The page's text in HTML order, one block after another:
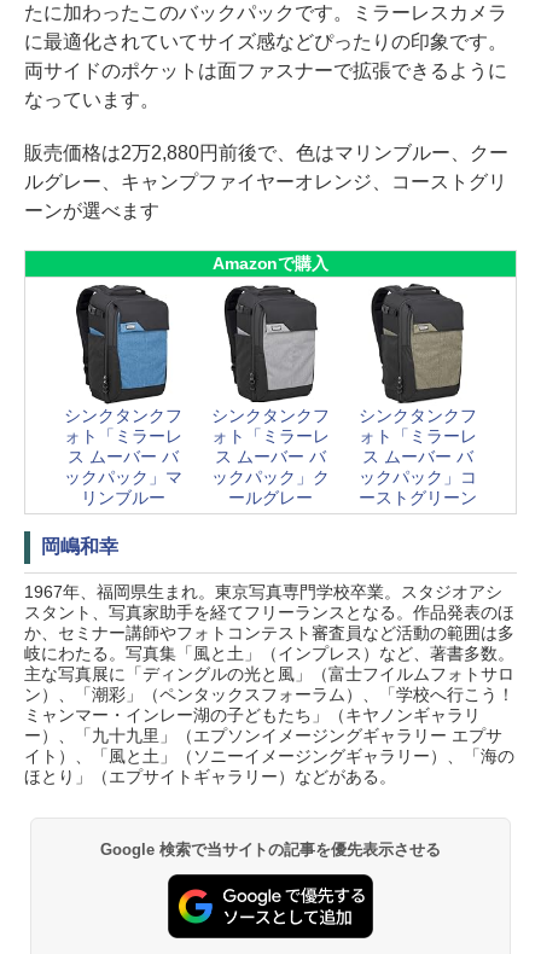
たに加わったこのバックパックです。ミラーレスカメラ
に最適化されていてサイズ感などぴったりの印象です。
両サイドのポケットは面ファスナーで拡張できるように
なっています。
販売価格は2万2,880円前後で、色はマリンブルー、クー
ルグレー、キャンプファイヤーオレンジ、コーストグリ
ーンが選べます
Amazonで購入
シンクタンクフ
ォト「ミラーレ
ス ムーバー バ
ックパック」マ
リンブルー
シンクタンクフ
ォト「ミラーレ
ス ムーバー バ
ックパック」ク
ールグレー
シンクタンクフ
ォト「ミラーレ
ス ムーバー バ
ックパック」コ
ーストグリーン
岡嶋和幸
1967年、福岡県生まれ。東京写真専門学校卒業。スタジオアシ
スタント、写真家助手を経てフリーランスとなる。作品発表のほ
か、セミナー講師やフォトコンテスト審査員など活動の範囲は多
岐にわたる。写真集「風と土」（インプレス）など、著書多数。
主な写真展に「ディングルの光と風」（富士フイルムフォトサロ
ン）、「潮彩」（ペンタックスフォーラム）、「学校へ行こう！
ミャンマー・インレー湖の子どもたち」（キヤノンギャラリ
ー）、「九十九里」（エプソンイメージングギャラリー エプサ
イト）、「風と土」（ソニーイメージングギャラリー）、「海の
ほとり」（エプサイトギャラリー）などがある。
Google 検索で当サイトの記事を優先表示させる